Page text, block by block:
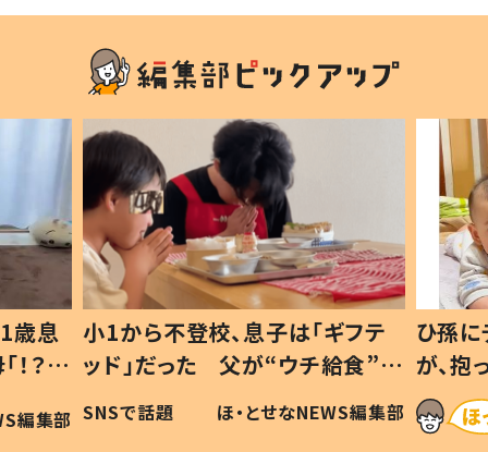
フテ
食”を
編集部
ひ孫にデレデレな80歳じいじ
が、抱っこすると…ひ孫の反応に
「涙が出ました」「可愛くて仕方な
い」
ほ・とせなNEWS編集部